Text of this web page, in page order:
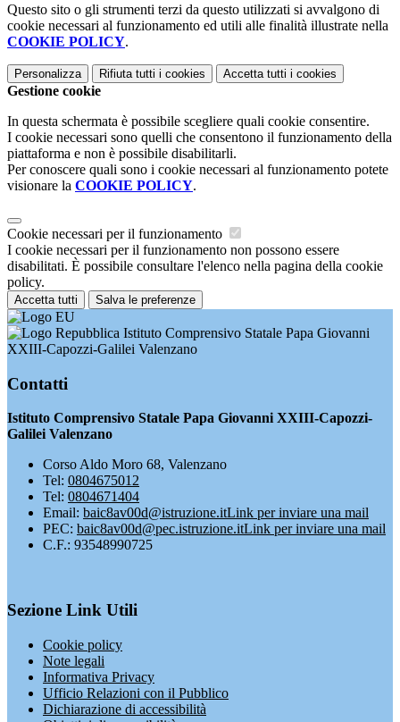
Questo sito o gli strumenti terzi da questo utilizzati si avvalgono di
cookie necessari al funzionamento ed utili alle finalità illustrate nella
COOKIE POLICY.
Personalizza Rifiuta tutti i cookies Accetta tutti i cookies
Gestione cookie
In questa schermata è possibile scegliere quali cookie consentire.
I cookie necessari sono quelli che consentono il funzionamento della
piattaforma e non è possibile disabilitarli.
Per conoscere quali sono i cookie necessari al funzionamento potete
visionare la COOKIE POLICY.
Cookie necessari per il funzionamento
I cookie necessari per il funzionamento non possono essere
disabilitati. È possibile consultare l'elenco nella pagina della cookie
policy.
Accetta tutti Salva le preferenze
Istituto Comprensivo Statale Papa Giovanni
XXIII-Capozzi-Galilei Valenzano
Contatti
Istituto Comprensivo Statale Papa Giovanni XXIII-Capozzi-
Galilei Valenzano
Corso Aldo Moro 68, Valenzano
Tel: 0804675012
Tel: 0804671404
Email: baic8av00d@istruzione.itLink per inviare una mail
PEC: baic8av00d@pec.istruzione.itLink per inviare una mail
C.F.: 93548990725
Sezione Link Utili
Cookie policy
Note legali
Informativa Privacy
Ufficio Relazioni con il Pubblico
Dichiarazione di accessibilità